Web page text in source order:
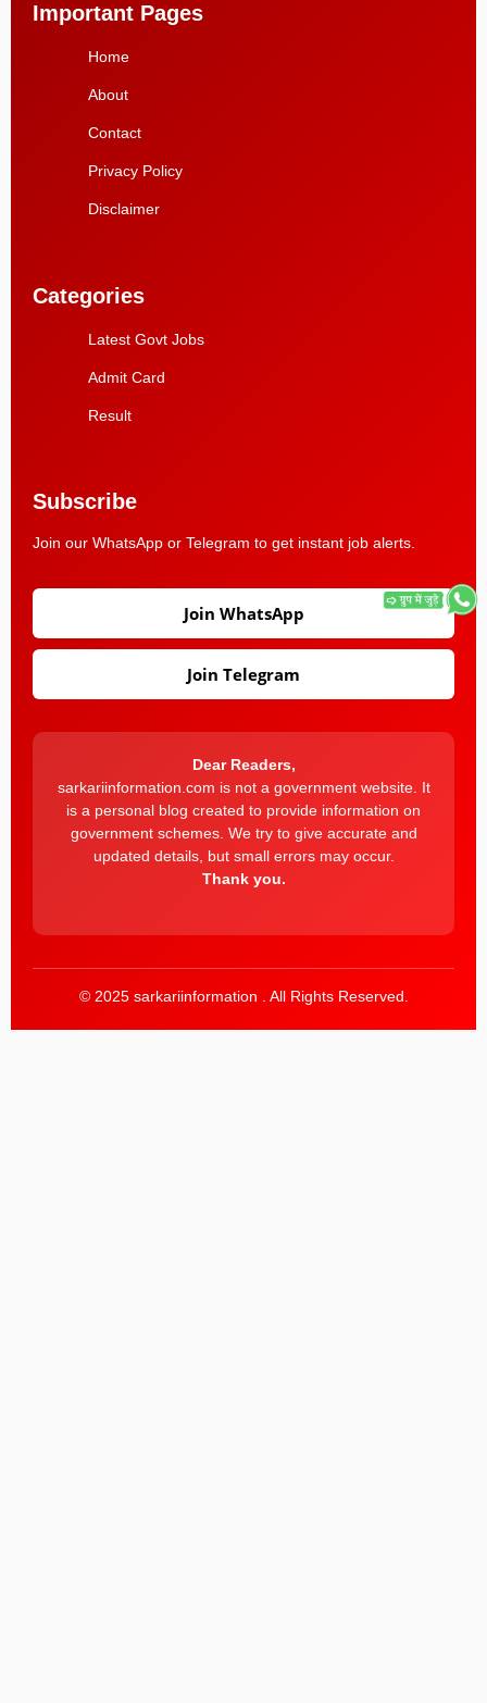
Important Pages
Home
About
Contact
Privacy Policy
Disclaimer
Categories
Latest Govt Jobs
Admit Card
Result
Subscribe
Join our WhatsApp or Telegram to get instant job alerts.
Join WhatsApp
Join Telegram
Dear Readers,
sarkariinformation.com is not a government website. It
is a personal blog created to provide information on
government schemes. We try to give accurate and
updated details, but small errors may occur.
Thank you.
© 2025 sarkariinformation . All Rights Reserved.